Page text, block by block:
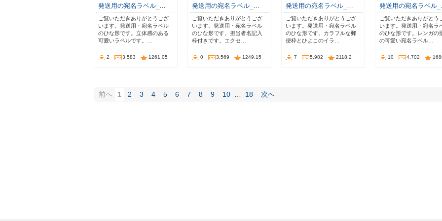
発送用の宛名ラベル_…
ご覧いただきありがとうござ
います。発送用・宛名ラベル
のひな形です。立体感のある
可愛いラベルです。…
2 3,583 1261.05
発送用の宛名ラベル_…
ご覧いただきありがとうござ
います。発送用・宛名ラベル
のひな形です。担当者名記入
枠付きです。エクセ…
0 3,569 1249.15
発送用の宛名ラベル_…
ご覧いただきありがとうござ
います。発送用・宛名ラベル
のひな形です。カラフルな郵
便枠とひよこのイラ…
7 5,982 2118.2
発送用の宛名ラベル
ご覧いただきありがとう
います。発送用・宛名ラ
のひな形です。レンガの
の可愛い宛名ラベル…
10 4,702
前へ 1 2 3 4 5 6 7 8 9 10 18 次へ